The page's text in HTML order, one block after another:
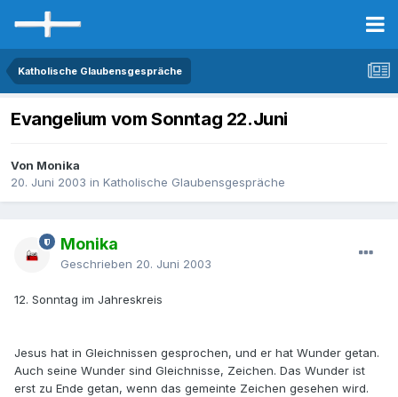
Katholische Glaubensgespräche
Evangelium vom Sonntag 22.Juni
Von Monika
20. Juni 2003 in Katholische Glaubensgespräche
Monika
Geschrieben 20. Juni 2003
12. Sonntag im Jahreskreis
Jesus hat in Gleichnissen gesprochen, und er hat Wunder getan.
Auch seine Wunder sind Gleichnisse, Zeichen. Das Wunder ist
erst zu Ende getan, wenn das gemeinte Zeichen gesehen wird.